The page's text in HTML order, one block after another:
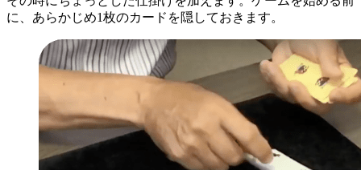
に、あらかじめ1枚のカードを隠しておきます。